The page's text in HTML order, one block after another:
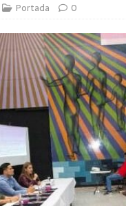
Portada 0